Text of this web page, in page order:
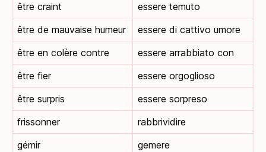
être craint
essere temuto
être de mauvaise humeur
essere di cattivo umore
être en colère contre
essere arrabbiato con
être fier
essere orgoglioso
être surpris
essere sorpreso
frissonner
rabbrividire
gémir
gemere